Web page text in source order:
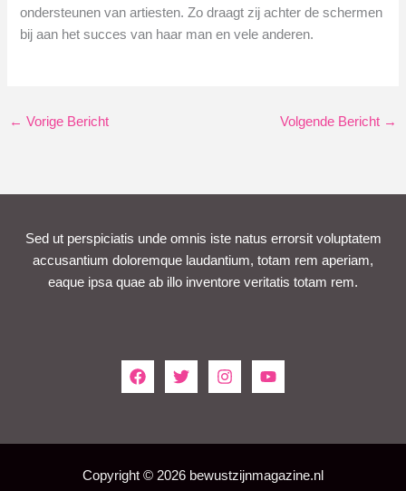
ondersteunen van artiesten. Zo draagt zij achter de schermen
bij aan het succes van haar man en vele anderen.
← Vorige Bericht Volgende Bericht →
Sed ut perspiciatis unde omnis iste natus errorsit voluptatem
accusantium doloremque laudantium, totam rem aperiam,
eaque ipsa quae ab illo inventore veritatis totam rem.
Copyright © 2026 bewustzijnmagazine.nl